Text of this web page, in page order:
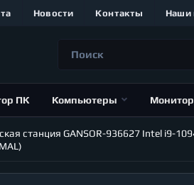
Новости Контакты Наши
ПК Компьютеры
станция GANSOR-936627 Intel i9-